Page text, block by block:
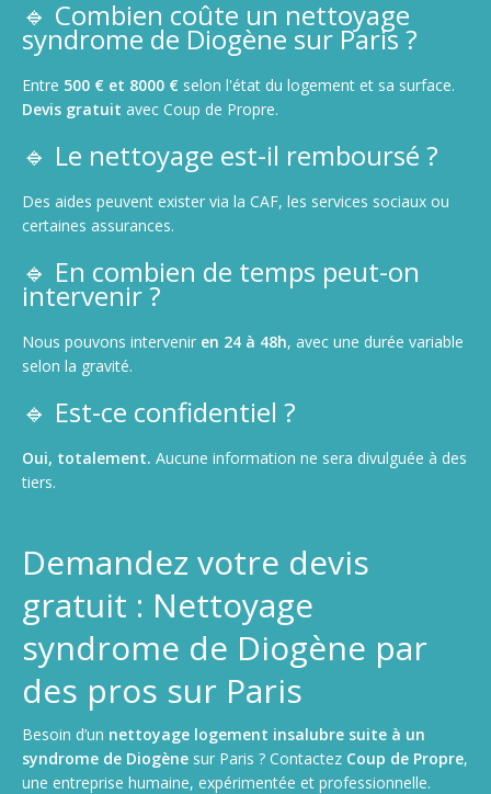
🔹 Combien coûte un nettoyage
syndrome de Diogène sur Paris ?
Entre 500 € et 8000 € selon l'état du logement et sa surface.
Devis gratuit avec Coup de Propre.
🔹 Le nettoyage est-il remboursé ?
Des aides peuvent exister via la CAF, les services sociaux ou
certaines assurances.
🔹 En combien de temps peut-on
intervenir ?
Nous pouvons intervenir en 24 à 48h, avec une durée variable
selon la gravité.
🔹 Est-ce confidentiel ?
Oui, totalement. Aucune information ne sera divulguée à des
tiers.
Demandez votre devis
gratuit : Nettoyage
syndrome de Diogène par
des pros sur Paris
Besoin d’un nettoyage logement insalubre suite à un
syndrome de Diogène sur Paris ? Contactez Coup de Propre,
une entreprise humaine, expérimentée et professionnelle.